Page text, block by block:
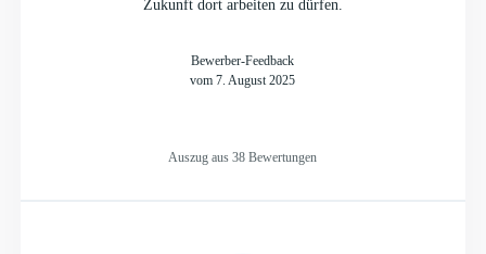
Zukunft dort arbeiten zu dürfen.
Bewerber-Feedback
vom 7. August 2025
Auszug aus 38 Bewertungen